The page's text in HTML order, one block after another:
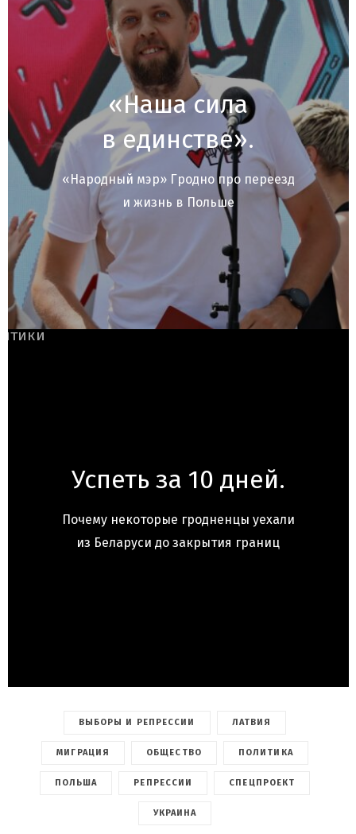
«Наша сила
в единстве».
«Народный мэр» Гродно про переезд
и жизнь в Польше
Успеть за 10 дней.
Почему некоторые гродненцы уехали
из Беларуси до закрытия границ
ВЫБОРЫ И РЕПРЕССИИ ЛАТВИЯ
МИГРАЦИЯ ОБЩЕСТВО ПОЛИТИКА
ПОЛЬША РЕПРЕССИИ СПЕЦПРОЕКТ
УКРАИНА